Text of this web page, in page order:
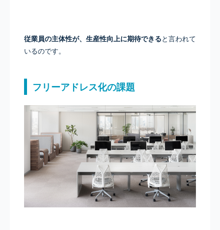
従業員の主体性が、生産性向上に期待できると言われて
いるのです。
フリーアドレス化の課題